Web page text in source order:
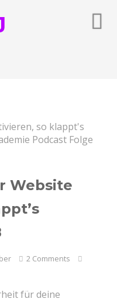
Website
2 Comments
für deine